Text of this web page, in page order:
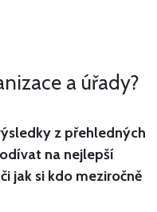
a úřady?
z přehledných
na nejlepší
jak si kdo meziročně